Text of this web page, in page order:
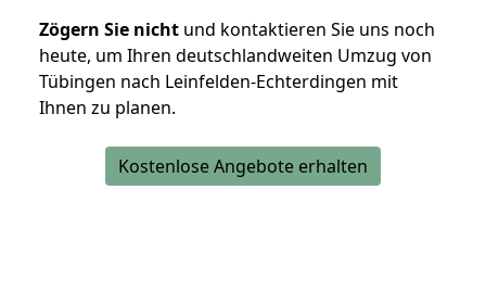
Zögern Sie nicht und kontaktieren Sie uns noch
heute, um Ihren deutschlandweiten Umzug von
Tübingen nach Leinfelden-Echterdingen mit
Ihnen zu planen.
Kostenlose Angebote erhalten